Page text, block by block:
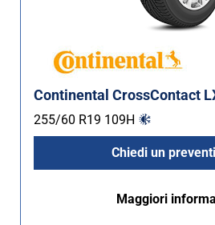
Continental CrossContact
255/60 R19 109H
Chiedi un
Maggiori